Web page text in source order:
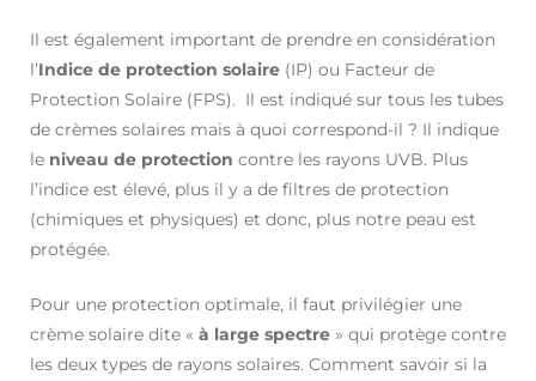
Il est également important de prendre en considération
l’Indice de protection solaire (IP) ou Facteur de
Protection Solaire (FPS). Il est indiqué sur tous les tubes
de crèmes solaires mais à quoi correspond-il ? Il indique
le niveau de protection contre les rayons UVB. Plus
l’indice est élevé, plus il y a de filtres de protection
(chimiques et physiques) et donc, plus notre peau est
protégée.
Pour une protection optimale, il faut privilégier une
crème solaire dite « à large spectre » qui protège contre
les deux types de rayons solaires. Comment savoir si la